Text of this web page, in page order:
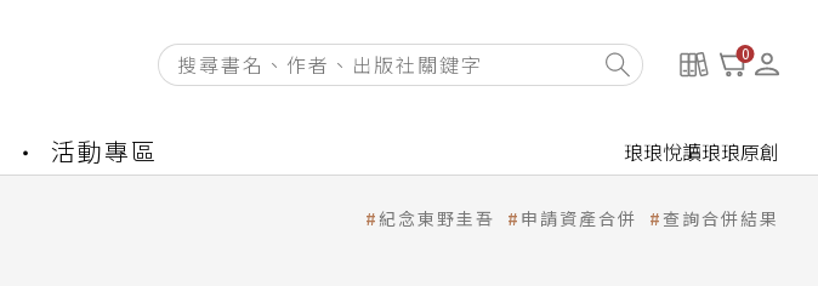
0
活動專區 琅琅悅讀琅琅原創
紀念東野圭吾 申請資產合併 查詢合併結果